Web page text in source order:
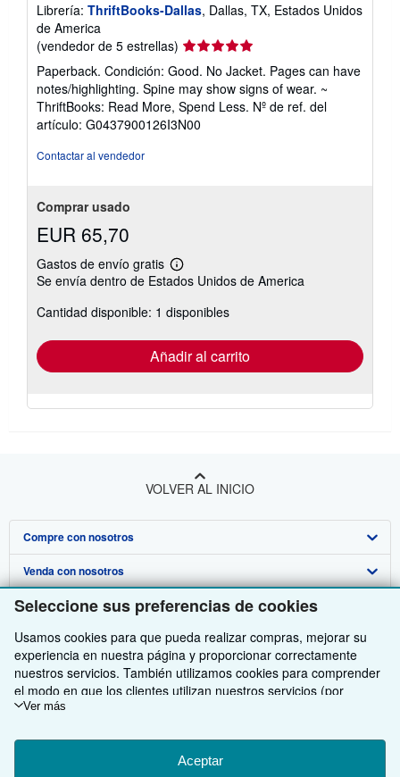
Seleccione sus preferencias de cookies
Usamos cookies para que pueda realizar compras, mejorar su
experiencia en nuestra página y proporcionar correctamente
nuestros servicios. También utilizamos cookies para comprender
el modo en que los clientes utilizan nuestros servicios (por
ejemplo, midiendo las visitas al sitio) y así poder realizar mejoras.
para mostrar contenido relevante en los anuncios y medir el
rendimiento de los mismos. Elija Rechazar si noestá de acuerdo
Ver más
Aceptar
a
a
s
d
e
Librería: ThriftBooks-Dallas, Dallas, TX, Estados Unidos
de America
(vendedor de 5 estrellas) Calificación
del
vendedor:
5
de
5
Paperback. Condición: Good. No Jacket. Pages can have
notes/highlighting. Spine may show signs of wear. ~
ThriftBooks: Read More, Spend Less. Nº de ref. del
artículo: G0437900126I3N00
Contactar al vendedor
Comprar usado
EUR 65,70
Gastos de envío gratis
Más
información
las
tarifas
envío
Se envía dentro de Estados Unidos de America
Cantidad disponible: 1 disponibles
Añadir al carrito
VOLVER AL INICIO
Compre con nosotros
Búsqueda avanzada
Colecciones
Mi cuenta
Mis pedidos
Ver carrito
Venda con nosotros
Comenzar a vender
Únase a nuestro programa de afiliados
Recomiende un vendedor
Sobre nosotros
Sobre IberLibro
Medios
Empleo
Política de Privacidad
Obtener Ayuda
Preguntas frecuentes y guías
Atención al Cliente
Otras compañías de AbeBooks
AbeBooks.com
AbeBooks.co.uk
Siga a IberLibro